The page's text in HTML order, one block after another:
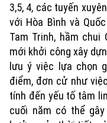
3,5, 4, các tuyến
với Hòa Bình và
Tam Trinh, hầm chui
mới khởi công xây
lưu ý việc lựa chọn
điểm, đơn cử như
tính đến yếu tố tâm
cuối năm có thể